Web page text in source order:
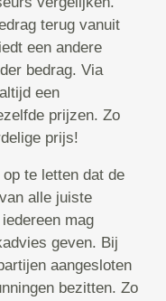
terug vanuit
een andere
bedrag. Via
een
prijzen. Zo
prijs!
te letten dat de
alle juiste
mag
geven. Bij
aangesloten
bezitten. Zo